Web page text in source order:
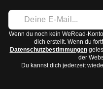
Wenn du noch kein WeRoad-
dich erstellt. Wenn du
Datenschutzbestimmungen
der
Du kannst dich jederzeit